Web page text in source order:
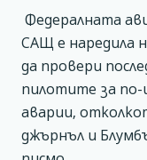
Федералната
САЩ e наредила
да провери
пилотите за
аварии,
джърнъл и